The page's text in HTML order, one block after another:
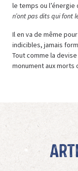
le temps ou l’énergie
n’ont pas dits qui font
Il en va de même
indicibles, jamais
Tout comme la
monument aux morts